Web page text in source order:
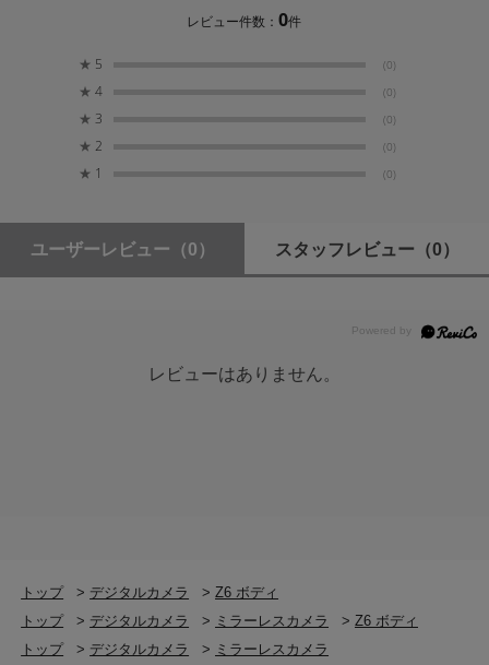
自然な見えを提供する電子ビューファインダー
Quad VGA（約369万ドット）有機ELパネルを採用。ニコ
ン独自の光学技術を活かしたファインダー光学系と先進
的な画像処理技術により、収差が少なくクリアーで、長
高い機動性と信頼性の両立
また、マグネシウム合金を使用した堅牢なボディー、シ
高い信頼性を確保しています。
レビュー件数：0件
★ 5 (0)
★ 4 (0)
★ 3 (0)
★ 2 (0)
★ 1 (0)
ユーザーレビュー （0） スタッフレビュー （0）
レビューはありません。
トップ > デジタルカメラ >Z6 ボディ
トップ
> デジタルカメラ > ミラーレスカメラ > Z6 ボディ
トップ
> デジタルカメラ > ミラーレスカメラ